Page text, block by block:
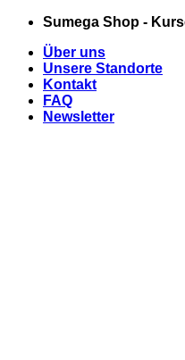
Zum
springen
Sumega Shop -
Über uns
Unsere Standorte
Kontakt
FAQ
Newsletter